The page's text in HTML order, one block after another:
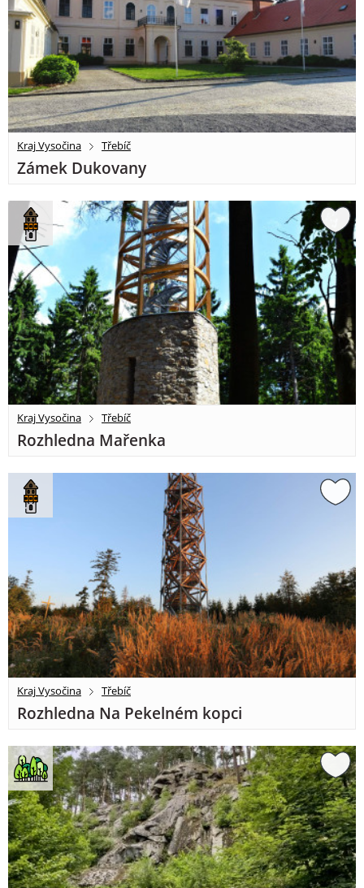
Kraj Vysočina Třebíč
Zámek Dukovany
Kraj Vysočina Třebíč
Rozhledna Mařenka
Kraj Vysočina Třebíč
Rozhledna Na Pekelném kopci